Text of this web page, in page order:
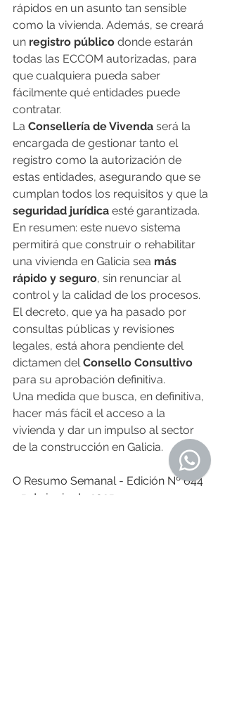
rápidos en un asunto tan sensible
como la vivienda. Además, se creará
un registro público donde estarán
todas las ECCOM autorizadas, para
que cualquiera pueda saber
fácilmente qué entidades puede
contratar.
La Consellería de Vivenda será la
encargada de gestionar tanto el
registro como la autorización de
estas entidades, asegurando que se
cumplan todos los requisitos y que la
seguridad jurídica esté garantizada.
En resumen: este nuevo sistema
permitirá que construir o rehabilitar
una vivienda en Galicia sea más
rápido y seguro, sin renunciar al
control y la calidad de los procesos.
El decreto, que ya ha pasado por
consultas públicas y revisiones
legales, está ahora pendiente del
dictamen del Consello Consultivo
para su aprobación definitiva.
Una medida que busca, en definitiva,
hacer más fácil el acceso a la
vivienda y dar un impulso al sector
de la construcción en Galicia.
O Resumo Semanal - Edición Nº 644
- 5 de junio de 2025